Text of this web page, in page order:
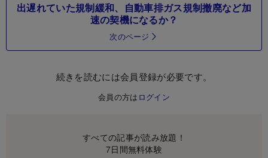
出遅れていた規制緩和、自動車排ガス規制撤廃など加
速の契機になるか？
次のページ
続きを読むには会員登録が必要です。
会員の方は ログイン
すべての記事が読み放題！
7日間無料体験